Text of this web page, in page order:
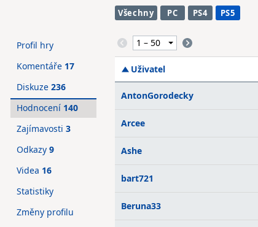
Všechny PC PS4 PS5
Uživatel
AntonGorodecky
Arcee
Ashe
bart721
Beruna33
Profil hry
Komentáře 17
Diskuze 236
Hodnocení 140
Zajímavosti 3
Odkazy 9
Videa 16
Statistiky
Změny profilu